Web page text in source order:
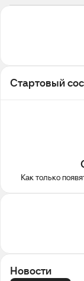
Стартовый
Как только
Новости